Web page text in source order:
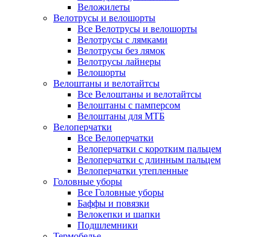
Веложилеты
Велотрусы и велошорты
Все Велотрусы и велошорты
Велотрусы с лямками
Велотрусы без лямок
Велотрусы лайнеры
Велошорты
Велоштаны и велотайтсы
Все Велоштаны и велотайтсы
Велоштаны с памперсом
Велоштаны для МТБ
Велоперчатки
Все Велоперчатки
Велоперчатки с коротким пальцем
Велоперчатки с длинным пальцем
Велоперчатки утепленные
Головные уборы
Все Головные уборы
Баффы и повязки
Велокепки и шапки
Подшлемники